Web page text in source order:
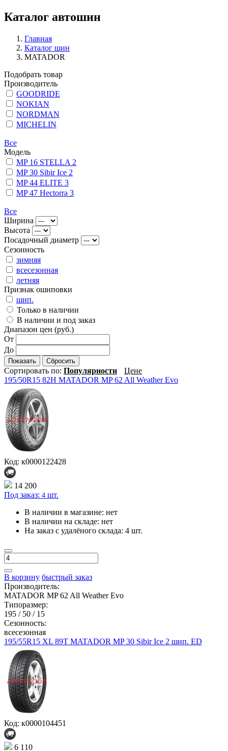
Каталог автошин
Главная
Каталог шин
MATADOR
Подобрать товар
Производитель
GOODRIDE
NOKIAN
NORDMAN
MICHELIN
Все
Модель
MP 16 STELLA 2
MP 30 Sibir Ice 2
MP 44 ELITE 3
MP 47 Hectorra 3
Все
Ширина
Высота
Посадочный диаметр
Сезонность
зимняя
всесезонная
летняя
Признак ошиповки
шип.
Только в наличии
В наличии и под заказ
Диапазон цен (руб.)
От
До
Показать Сбросить
Сортировать по: Популярности
Цене
195/50R15 82H MATADOR MP 62 All Weather Evo
Код: к0000122428
14 200
Под заказ: 4 шт.
В наличии в магазине: нет
В наличии на складе: нет
На заказ с удалёного склада: 4 шт.
В корзину быстрый заказ
Производитель:
MATADOR MP 62 All Weather Evo
Типоразмер:
195 / 50 / 15
Сезонность:
всесезонная
195/55R15 XL 89T MATADOR MP 30 Sibir Ice 2 шип. ED
Код: к0000104451
6 110